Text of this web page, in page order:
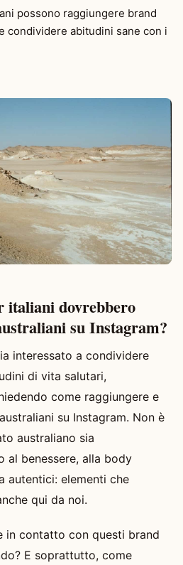
possono raggiungere brand
condividere abitudini sane con i
italiani dovrebbero
su Instagram?
interessato a condividere
di vita salutari,
come raggiungere e
su Instagram. Non è
australiano sia
al benessere, alla body
autentici: elementi che
qui da noi.
in contatto con questi brand
E soprattutto, come